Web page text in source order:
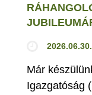
Már
Igazgatóság